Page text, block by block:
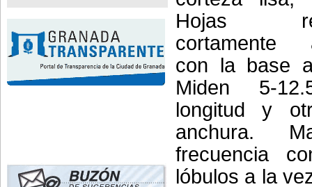
Hojas
cortamente
con la base
Miden 5-
longitud y
anchura.
frecuencia
lóbulos a la